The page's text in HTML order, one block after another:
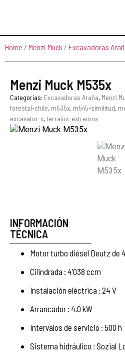
Home / Menzi Muck / Excavadoras
Menzi Muck M535x
Categorías: Excavadoras Araña, Menzi
forestal-chile, m535x, m545-similitud,
excavator-x, terrains-extremos
INFORMACIÓN
TÉCNICA
Motor turbo diésel Deutz de
Cilindrada : 4’038 ccm
Instalación eléctrica : 24 V
Arrancador : 4.0 kW
Intervalos de servicio : 500 h
Sistema hidráulico : Sozial